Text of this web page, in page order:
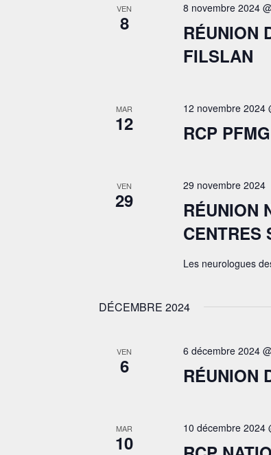
VEN
8
8 novembre 2024
RÉUNION
FILSLAN
MAR
12
12 novembre 2024
RCP
VEN
29
29 novembre 2024
RÉUNION
CENTRES
Les neurologues
DÉCEMBRE 2024
VEN
6
6 décembre 2024
RÉUNION
MAR
10
10 décembre 2024